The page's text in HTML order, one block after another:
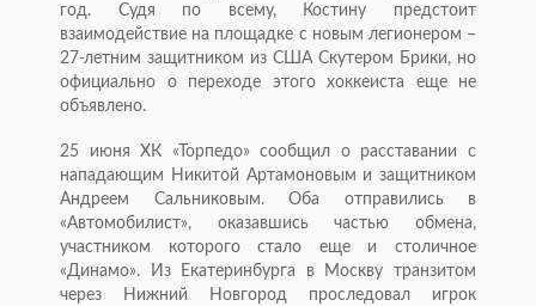
год. Судя по всему, Костину предстоит
взаимодействие на площадке с новым легионером –
27-летним защитником из США Скутером Брики, но
официально о переходе этого хоккеиста еще не
объявлено.
25 июня ХК «Торпедо» сообщил о расставании с
нападающим Никитой Артамоновым и защитником
Андреем Сальниковым. Оба отправились в
«Автомобилист», оказавшись частью обмена,
участником которого стало еще и столичное
«Динамо». Из Екатеринбурга в Москву транзитом
через Нижний Новгород проследовал игрок